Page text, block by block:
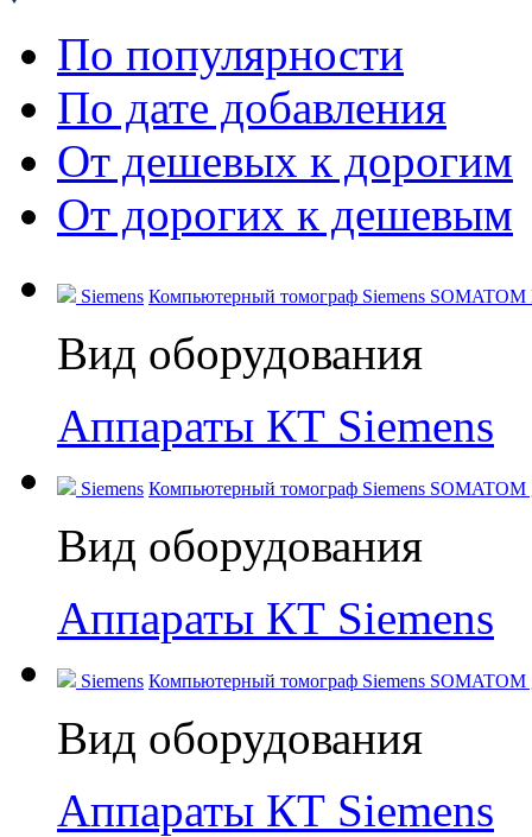
По популярности
По дате добавления
От дешевых к дорогим
От дорогих к дешевым
Siemens Компьютерный томограф Siemens SOMATOM
Вид оборудования
Аппараты КТ Siemens
Siemens Компьютерный томограф Siemens SOMATOM
Вид оборудования
Аппараты КТ Siemens
Siemens Компьютерный томограф Siemens SOMATOM
Вид оборудования
Аппараты КТ Siemens